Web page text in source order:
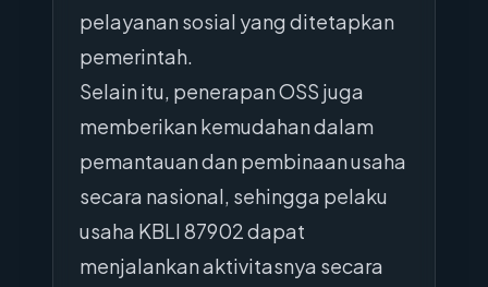
pelayanan sosial yang ditetapkan
pemerintah.
Selain itu, penerapan OSS juga
memberikan kemudahan dalam
pemantauan dan pembinaan usaha
secara nasional, sehingga pelaku
usaha KBLI 87902 dapat
menjalankan aktivitasnya secara